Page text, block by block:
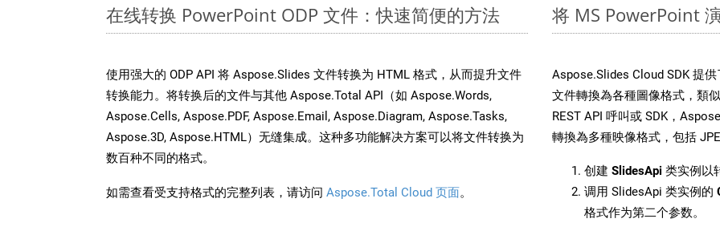
在线转换 PowerPoint ODP 文件：快速简便的方法
使用强大的 ODP API 将 Aspose.Slides 文件转换为 HTML 格式，从而提升文件
转换能力。将转换后的文件与其他 Aspose.Total API（如 Aspose.Words,
Aspose.Cells, Aspose.PDF, Aspose.Email, Aspose.Diagram, Aspose.Tasks,
Aspose.3D, Aspose.HTML）无缝集成。这种多功能解决方案可以将文件转换为
数百种不同的格式。
如需查看受支持格式的完整列表，请访问 Aspose.Total Cloud 页面。
将 MS PowerPoint
Aspose.Slides Cloud SDK 提
文件轉換為各種圖像格式，類
REST API 呼叫或 SDK，
轉換為多種映像格式，包括
创建 SlidesApi 类实例以
调用 SlidesApi 类实例的
格式作为第二个参数。